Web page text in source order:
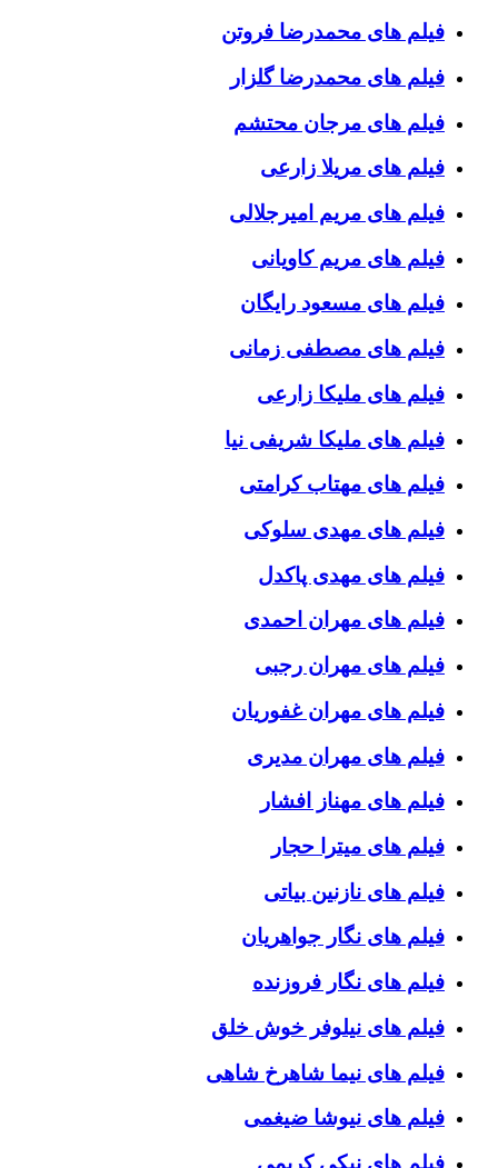
فیلم های محمدرضا فروتن
فیلم های محمدرضا گلزار
فیلم های مرجان محتشم
فیلم های مریلا زارعی
فیلم های مریم امیرجلالی
فیلم های مریم کاویانی
فیلم های مسعود رایگان
فیلم های مصطفی زمانی
فیلم های ملیکا زارعی
فیلم های ملیکا شریفی نیا
فیلم های مهتاب کرامتی
فیلم های مهدی سلوکی
فیلم های مهدی پاکدل
فیلم های مهران احمدی
فیلم های مهران رجبی
فیلم های مهران غفوریان
فیلم های مهران مدیری
فیلم های مهناز افشار
فیلم های میترا حجار
فیلم های نازنین بیاتی
فیلم های نگار جواهریان
فیلم های نگار فروزنده
فیلم های نیلوفر خوش خلق
فیلم های نیما شاهرخ شاهی
فیلم های نیوشا ضیغمی
فیلم های نیکی کریمی